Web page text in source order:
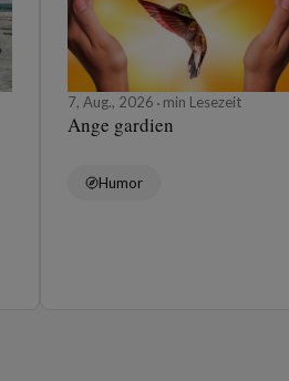
7, Aug., 2026 min Lesezeit
Ange gardien
Humor